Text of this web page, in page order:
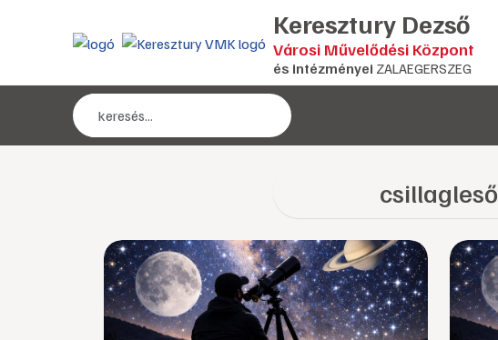
Keresztury Dezső
Városi Művelődési Központ
és intézményei ZALAEGERSZEG
csillagleső